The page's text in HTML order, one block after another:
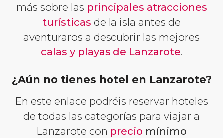
más sobre las principales atracciones
turísticas de la isla antes de
aventuraros a descubrir las mejores
calas y playas de Lanzarote.
¿Aún no tienes hotel en Lanzarote?
En este enlace podréis reservar hoteles
de todas las categorías para viajar a
Lanzarote con precio mínimo